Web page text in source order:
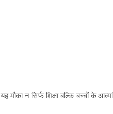
न सिर्फ शिक्षा बल्कि बच्चों के